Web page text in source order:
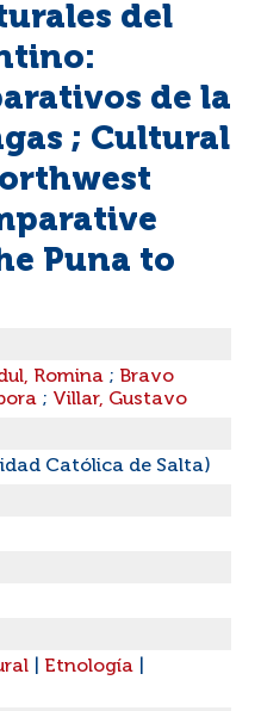
del
de la
; Cultural
Puna to
Romina ; Bravo
; Villar, Gustavo
Católica de Salta)
Etnología